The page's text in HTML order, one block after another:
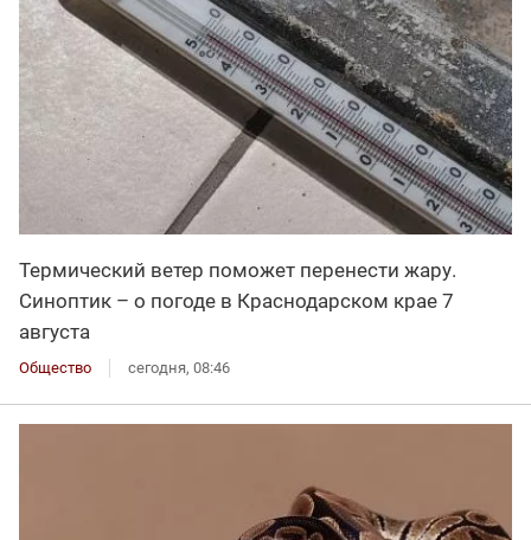
Термический ветер поможет перенести жару.
Синоптик – о погоде в Краснодарском крае 7
августа
Общество сегодня, 08:46